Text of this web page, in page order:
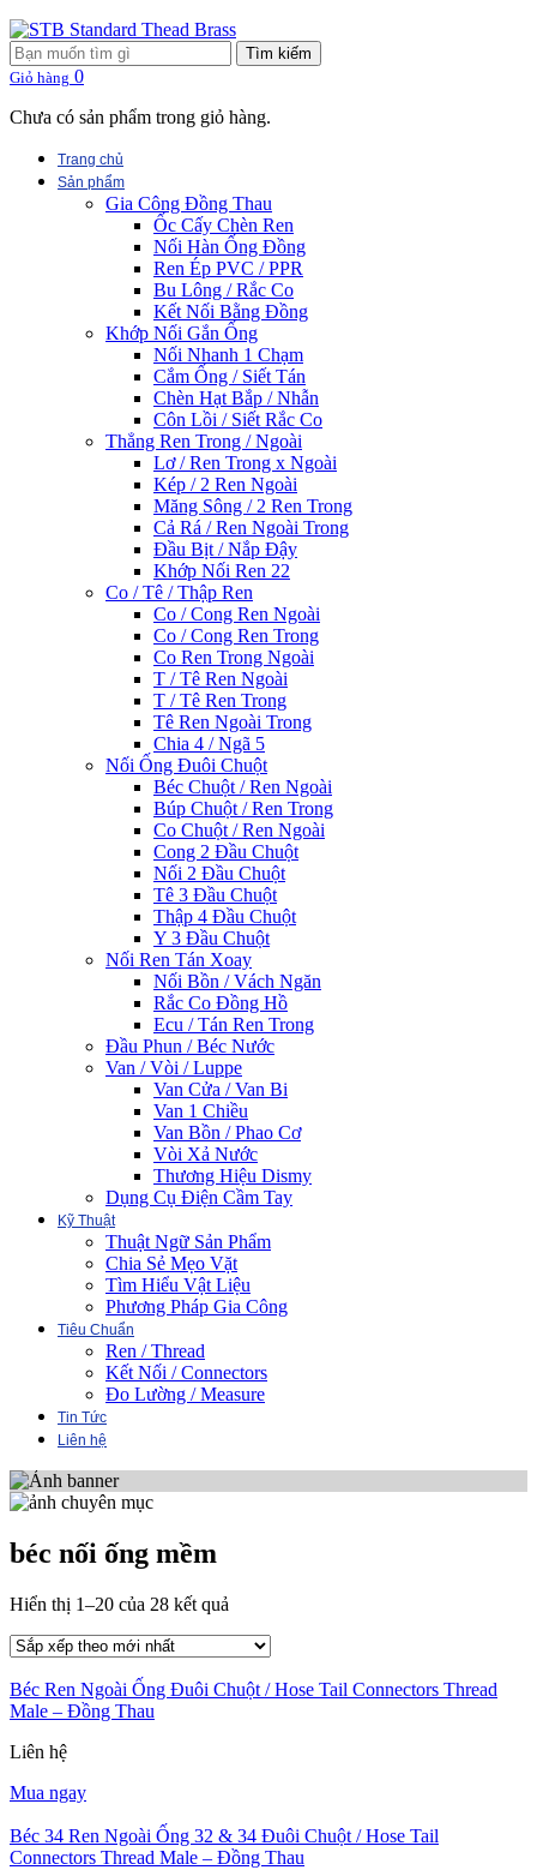
Tìm kiếm
Giỏ hàng 0
Chưa có sản phẩm trong giỏ hàng.
Trang chủ
Sản phẩm
Gia Công Đồng Thau
Ốc Cấy Chèn Ren
Nối Hàn Ống Đồng
Ren Ép PVC / PPR
Bu Lông / Rắc Co
Kết Nối Bằng Đồng
Khớp Nối Gắn Ống
Nối Nhanh 1 Chạm
Cắm Ống / Siết Tán
Chèn Hạt Bắp / Nhẫn
Côn Lồi / Siết Rắc Co
Thẳng Ren Trong / Ngoài
Lơ / Ren Trong x Ngoài
Kép / 2 Ren Ngoài
Măng Sông / 2 Ren Trong
Cả Rá / Ren Ngoài Trong
Đầu Bịt / Nắp Đậy
Khớp Nối Ren 22
Co / Tê / Thập Ren
Co / Cong Ren Ngoài
Co / Cong Ren Trong
Co Ren Trong Ngoài
T / Tê Ren Ngoài
T / Tê Ren Trong
Tê Ren Ngoài Trong
Chia 4 / Ngã 5
Nối Ống Đuôi Chuột
Béc Chuột / Ren Ngoài
Búp Chuột / Ren Trong
Co Chuột / Ren Ngoài
Cong 2 Đầu Chuột
Nối 2 Đầu Chuột
Tê 3 Đầu Chuột
Thập 4 Đầu Chuột
Y 3 Đầu Chuột
Nối Ren Tán Xoay
Nối Bồn / Vách Ngăn
Rắc Co Đồng Hồ
Ecu / Tán Ren Trong
Đầu Phun / Béc Nước
Van / Vòi / Luppe
Van Cửa / Van Bi
Van 1 Chiều
Van Bồn / Phao Cơ
Vòi Xả Nước
Thương Hiệu Dismy
Dụng Cụ Điện Cầm Tay
Kỹ Thuật
Thuật Ngữ Sản Phẩm
Chia Sẻ Mẹo Vặt
Tìm Hiểu Vật Liệu
Phương Pháp Gia Công
Tiêu Chuẩn
Ren / Thread
Kết Nối / Connectors
Đo Lường / Measure
Tin Tức
Liên hệ
béc nối ống mềm
Hiển thị 1–20 của 28 kết quả
xếp
mới
Béc Ren Ngoài Ống Đuôi Chuột / Hose Tail Connectors Thread
Male – Đồng Thau
Liên hệ
Mua ngay
Béc 34 Ren Ngoài Ống 32 & 34 Đuôi Chuột / Hose Tail
Connectors Thread Male – Đồng Thau